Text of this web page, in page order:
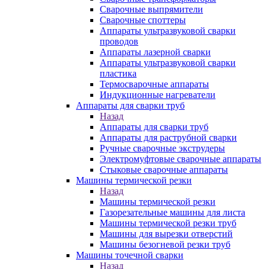
Сварочные выпрямители
Сварочные споттеры
Аппараты ультразвуковой сварки
проводов
Аппараты лазерной сварки
Аппараты ультразвуковой сварки
пластика
Термосварочные аппараты
Индукционные нагреватели
Аппараты для сварки труб
Назад
Аппараты для сварки труб
Аппараты для раструбной сварки
Ручные сварочные экструдеры
Электромуфтовые сварочные аппараты
Стыковые сварочные аппараты
Машины термической резки
Назад
Машины термической резки
Газорезательные машины для листа
Машины термической резки труб
Машины для вырезки отверстий
Машины безогневой резки труб
Машины точечной сварки
Назад